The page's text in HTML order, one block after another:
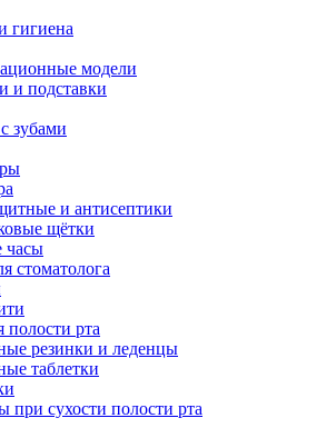
гигиена
модели
и подставки
зубами
и антисептики
щётки
часы
стоматолога
полости рта
резинки и леденцы
таблетки
при сухости полости рта